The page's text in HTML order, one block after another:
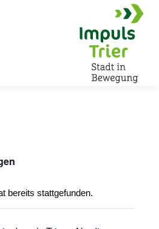
bereits stattgefunden.